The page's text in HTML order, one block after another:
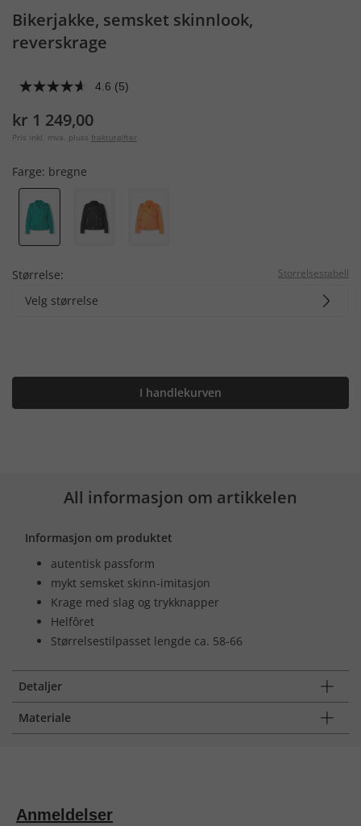
Bikerjakke, semsket skinnlook,
reverskrage
4.6 (5)
kr 1 249,00
Pris inkl. mva. pluss fraktutgifter
Farge: bregne
Størrelse: Storrelsestabell
Velg størrelse
I handlekurven
All informasjon om artikkelen
Informasjon om produktet
autentisk passform
mykt semsket skinn-imitasjon
Krage med slag og trykknapper
Helfôret
Størrelsestilpasset lengde ca. 58-66
Detaljer
Materiale